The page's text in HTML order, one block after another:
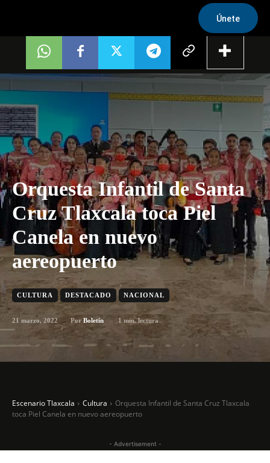
Únete
Orquesta Infantil de Santa
Cruz Tlaxcala toca Piel
Canela en nuevo
aereopuerto
CULTURA DESTACADO NACIONAL
21 marzo, 2022 Por Boletín 1 min. lectura
Escenario Tlaxcala Cultura
Orquesta Infantil de Santa Cruz Tlaxcala
toca Piel Canela en nuevo aereopuerto
- Advertisement -